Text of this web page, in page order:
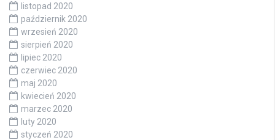
listopad 2020
październik 2020
wrzesień 2020
sierpień 2020
lipiec 2020
czerwiec 2020
maj 2020
kwiecień 2020
marzec 2020
luty 2020
styczeń 2020